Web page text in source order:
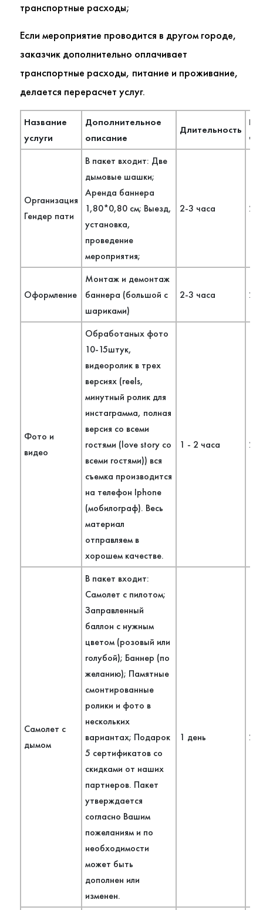
транспортные расходы;
Если мероприятие проводится в другом городе,
заказчик дополнительно оплачивает
транспортные расходы, питание и проживание,
делается перерасчет услуг.
Название
услуги
Дополнительное
описание
Длительность
Организация
Гендер пати
В пакет входит: Две
дымовые шашки;
Аренда баннера
1,80*0,80 см; Выезд,
установка,
проведение
мероприятия;
2-3 часа 2
Оформление
Монтаж и демонтаж
баннера (большой с
шариками)
2-3 часа 2
Фото и
видео
Обработаных фото
10-15штук,
видеоролик в трех
версиях (reels,
минутный ролик для
инстаграмма, полная
версия со всеми
гостями (love story со
всеми гостями)) вся
съемка производится
на телефон Iphone
(мобилограф). Весь
материал
отправляем в
хорошем качестве.
1 - 2 часа 2
Самолет с
дымом
В пакет входит:
Самолет с пилотом;
Заправленный
баллон с нужным
цветом (розовый или
голубой); Баннер (по
желанию); Памятные
смонтированные
ролики и фото в
нескольких
вариантах; Подарок
5 сертификатов со
скидками от наших
партнеров. Пакет
утверждается
согласно Вашим
пожеланиям и по
необходимости
может быть
дополнен или
изменен.
1 день 2